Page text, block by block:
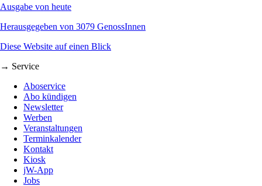
Ausgabe von heute
Herausgegeben von 3079 GenossInnen
Diese Website auf einen Blick
→ Service
Aboservice
Abo kündigen
Newsletter
Werben
Veranstaltungen
Terminkalender
Kontakt
Kiosk
jW-App
Jobs